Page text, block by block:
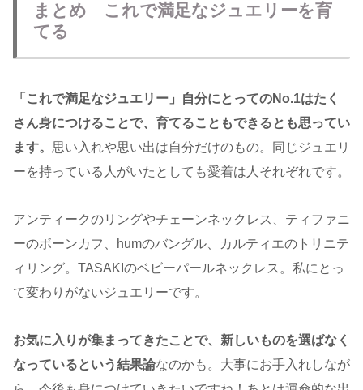
まとめ これで満足なジュエリーを育
てる
「これで満足なジュエリー」自分にとってのNo.1はたく
さん身につけることで、育てることもできるとも思ってい
ます。 思い入れや思い出は自分だけのもの。同じジュエリ
ーを持っている人がいたとしても愛着は人それぞれです。
アンティークのリングやチェーンネックレス、ティファニ
ーのボーンカフ、humのバングル、カルティエのトリニテ
ィリング。TASAKIのベビーパールネックレス。私にとっ
て変わりがないジュエリーです。
お気に入りが集まってきたことで、新しいものを選ばなく
なっているという結果論なのかも。大事にお手入れしなが